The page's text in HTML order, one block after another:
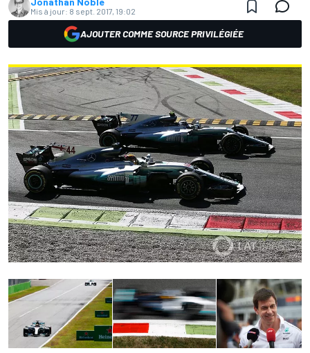
Mis à jour: 8 sept. 2017, 19:02
AJOUTER COMME SOURCE PRIVILÉGIÉE